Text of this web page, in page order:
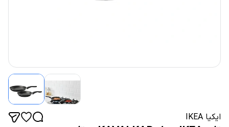
ایکیا IKEA